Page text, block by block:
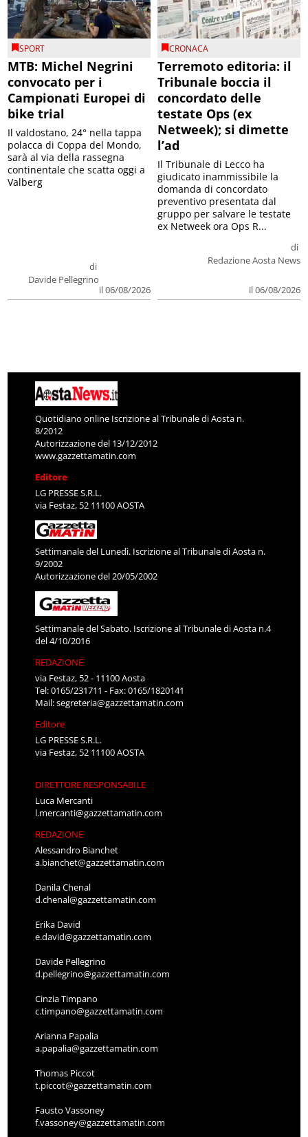
SPORT
MTB: Michel Negrini
convocato per i
Campionati Europei di
bike trial
di
Davide Pellegrino
il 06/08/2026
Il valdostano, 24° nella tappa
polacca di Coppa del Mondo,
sarà al via della rassegna
continentale che scatta oggi a
Valberg
CRONACA
Terremoto editoria: il
Tribunale boccia il
concordato delle
testate Ops (ex
Netweek); si dimette
l’ad
di
Redazione Aosta News
il 06/08/2026
Il Tribunale di Lecco ha
giudicato inammissibile la
domanda di concordato
preventivo presentata dal
gruppo per salvare le testate
ex Netweek ora Ops R...
Quotidiano online Iscrizione al Tribunale di Aosta n.
8/2012
Autorizzazione del 13/12/2012
www.gazzettamatin.com
Editore
LG PRESSE S.R.L.
via Festaz, 52 11100 AOSTA
Settimanale del Lunedì. Iscrizione al Tribunale di Aosta n.
9/2002
Autorizzazione del 20/05/2002
Settimanale del Sabato. Iscrizione al Tribunale di Aosta n.4
del 4/10/2016
REDAZIONE
via Festaz, 52 - 11100 Aosta
Tel: 0165/231711 - Fax: 0165/1820141
Mail:segreteria@gazzettamatin.com
Editore
LG PRESSE S.R.L.
via Festaz, 52 11100 AOSTA
DIRETTORE RESPONSABILE
Luca Mercanti
l.mercanti@gazzettamatin.com
REDAZIONE
Alessandro Bianchet
a.bianchet@gazzettamatin.com
Danila Chenal
d.chenal@gazzettamatin.com
Erika David
e.david@gazzettamatin.com
Davide Pellegrino
d.pellegrino@gazzettamatin.com
Cinzia Timpano
c.timpano@gazzettamatin.com
Arianna Papalia
a.papalia@gazzettamatin.com
Thomas Piccot
t.piccot@gazzettamatin.com
Fausto Vassoney
f.vassoney@gazzettamatin.com